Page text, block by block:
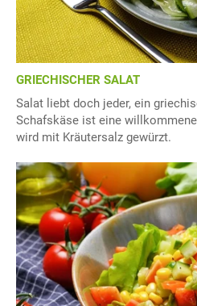
GRIECHISCHER SALAT
Salat liebt doch jeder, ein
Schafskäse ist eine
wird mit Kräutersalz gewürzt.